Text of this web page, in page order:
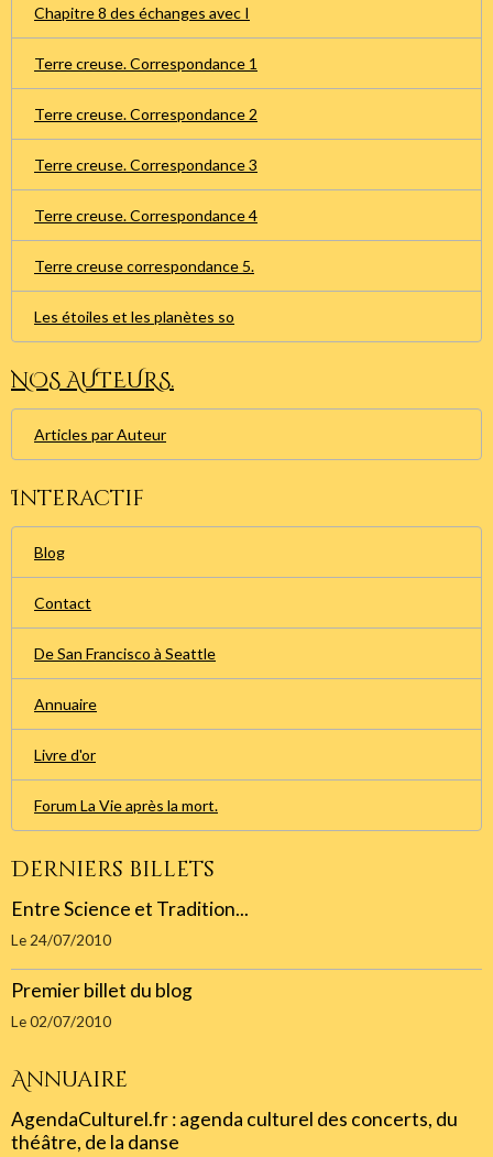
Chapitre 8 des échanges avec I
Terre creuse. Correspondance 1
Terre creuse. Correspondance 2
Terre creuse. Correspondance 3
Terre creuse. Correspondance 4
Terre creuse correspondance 5.
Les étoiles et les planètes so
NOS AUTEURS.
Articles par Auteur
Interactif
Blog
Contact
De San Francisco à Seattle
Annuaire
Livre d'or
Forum La Vie après la mort.
Derniers billets
Entre Science et Tradition...
Le 24/07/2010
Premier billet du blog
Le 02/07/2010
Annuaire
AgendaCulturel.fr : agenda culturel des concerts, du
théâtre, de la danse